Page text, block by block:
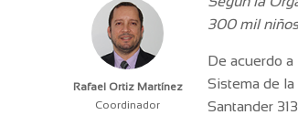
Rafael Ortiz Martínez
Coordinador
300 mil
De acuerdo
Sistema de
Santander